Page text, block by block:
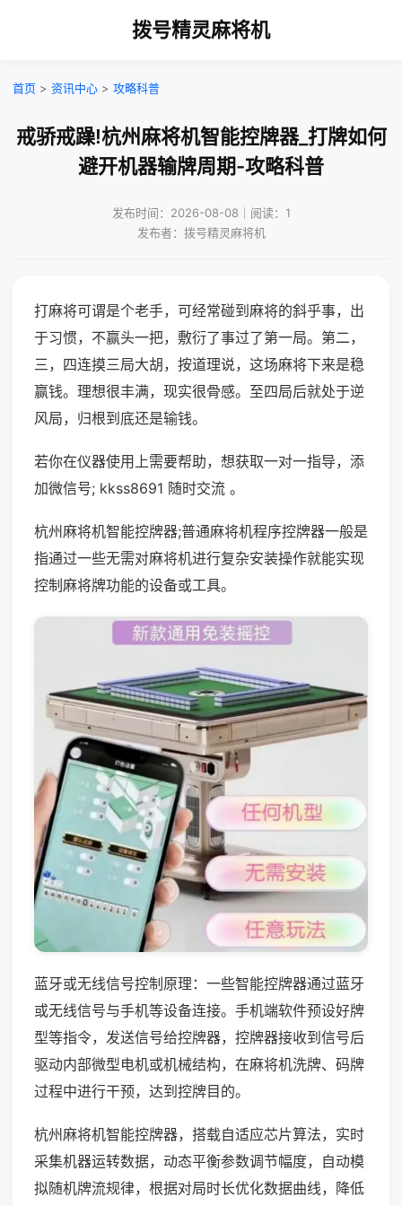
拨号精灵麻将机
首页 > 资讯中心 > 攻略科普
戒骄戒躁!杭州麻将机智能控牌器_打牌如何
避开机器输牌周期-攻略科普
发布时间：2026-08-08｜阅读：1
发布者：拨号精灵麻将机
打麻将可谓是个老手，可经常碰到麻将的斜乎事，出
于习惯，不赢头一把，敷衍了事过了第一局。第二，
三，四连摸三局大胡，按道理说，这场麻将下来是稳
赢钱。理想很丰满，现实很骨感。至四局后就处于逆
风局，归根到底还是输钱。
若你在仪器使用上需要帮助，想获取一对一指导，添
加微信号; kkss8691 随时交流 。
杭州麻将机智能控牌器;普通麻将机程序控牌器一般是
指通过一些无需对麻将机进行复杂安装操作就能实现
控制麻将牌功能的设备或工具。
蓝牙或无线信号控制原理：一些智能控牌器通过蓝牙
或无线信号与手机等设备连接。手机端软件预设好牌
型等指令，发送信号给控牌器，控牌器接收到信号后
驱动内部微型电机或机械结构，在麻将机洗牌、码牌
过程中进行干预，达到控牌目的。
杭州麻将机智能控牌器，搭载自适应芯片算法，实时
采集机器运转数据，动态平衡参数调节幅度，自动模
拟随机牌流规律，根据对局时长优化数据曲线，降低